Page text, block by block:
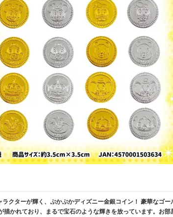
クターが輝く、ぷかぷかディズニー金銀コイン！ 豪華なゴー
描かれており、まるで宝石のような輝きを放っています。お部